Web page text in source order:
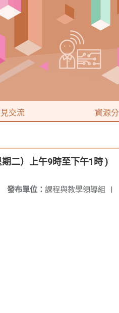
交流 資源
二）上午9時至下午1時 )
發布單位： 課程與教學領導組 |